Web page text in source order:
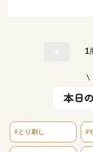
1
本日
#とり刺し #